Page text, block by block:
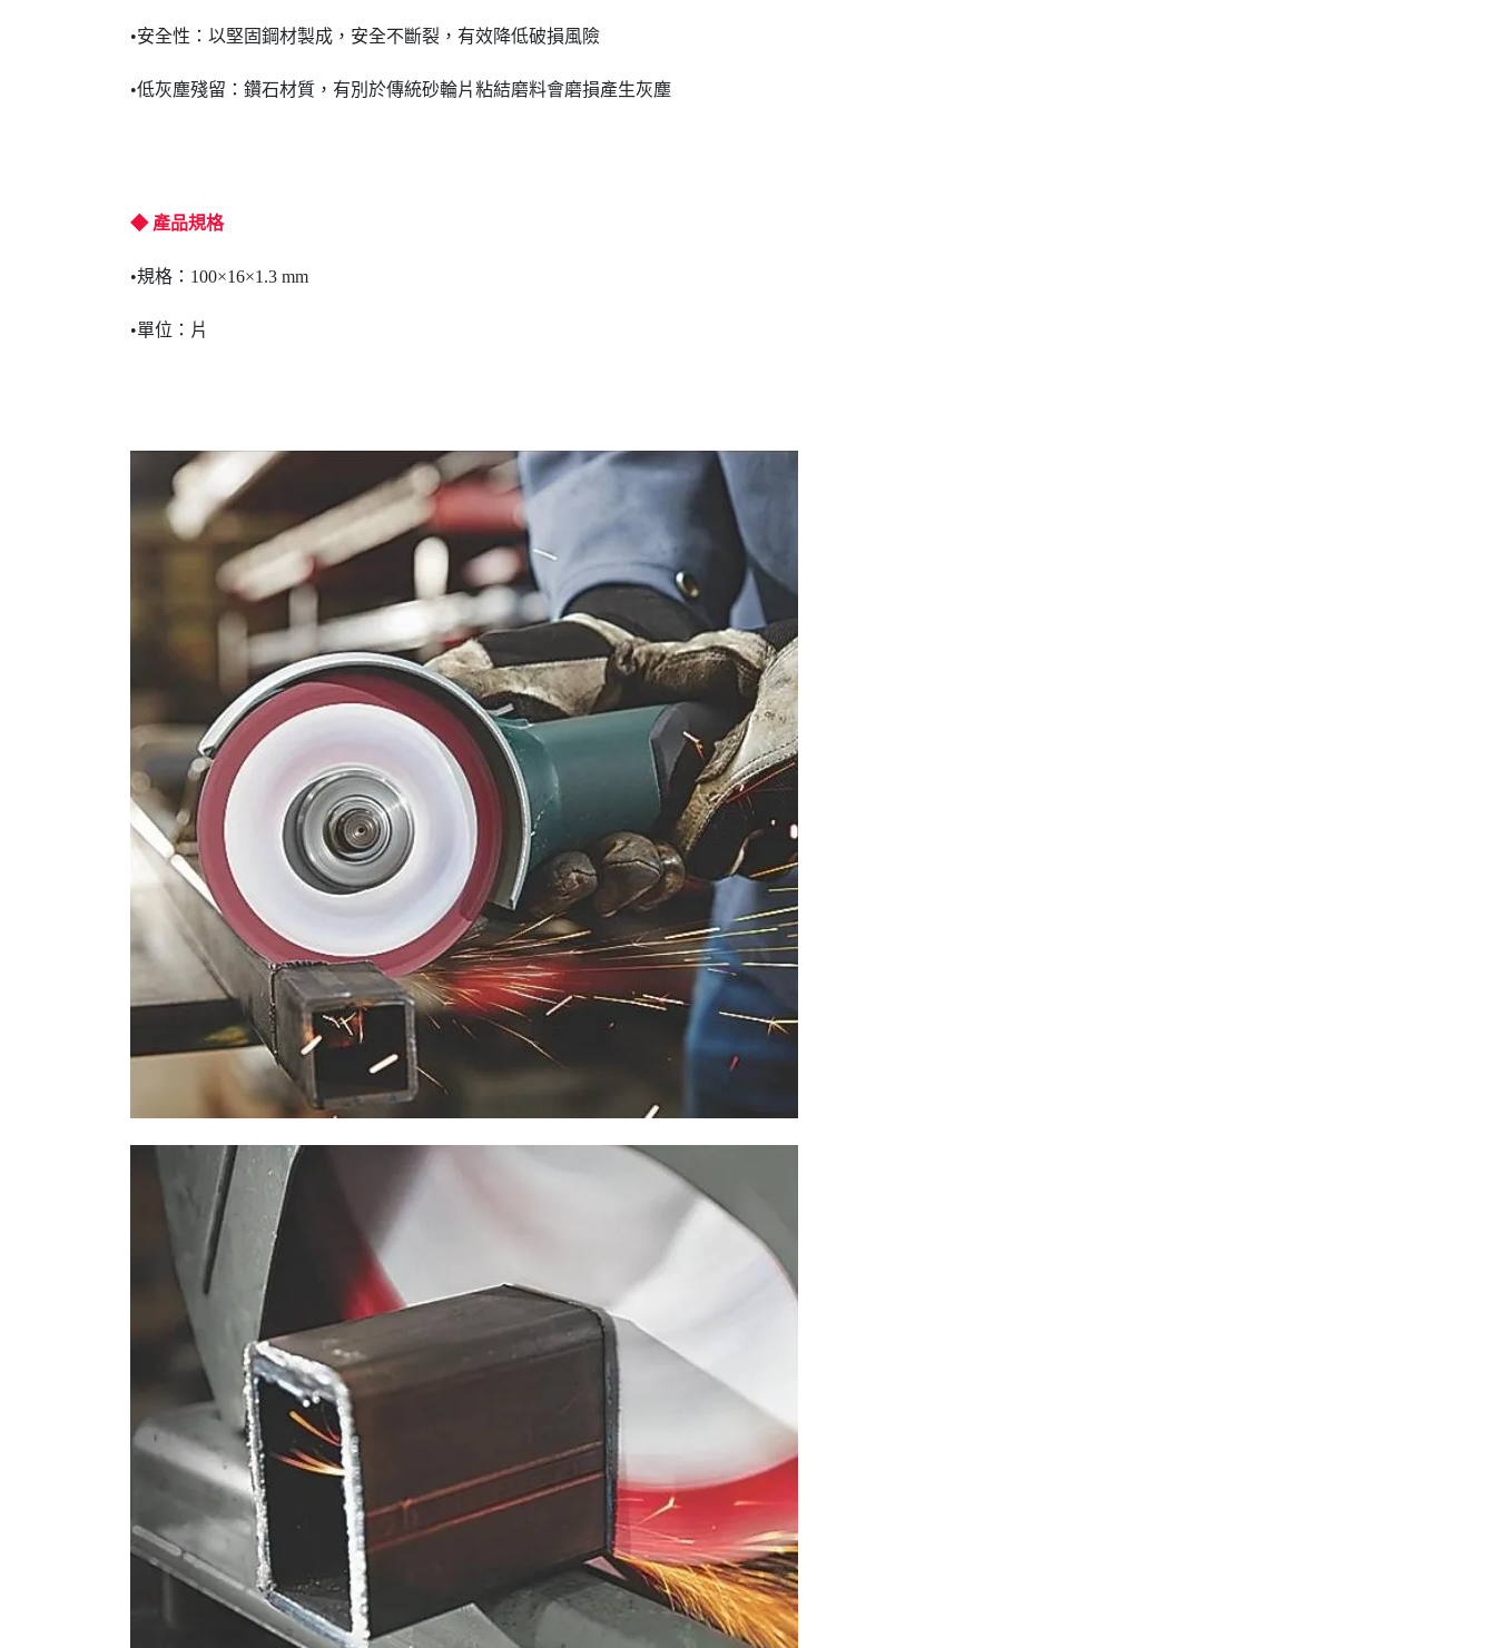
•安全性：以堅固鋼材製成，安全不斷裂，有效降低破損風險
•低灰塵殘留：鑽石材質，有別於傳統砂輪片粘結磨料會磨損產生灰塵
◆ 產品規格
•規格：100×16×1.3 mm
•單位：片